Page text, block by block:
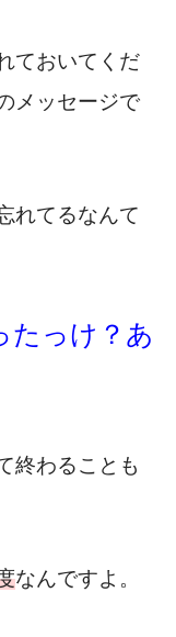
ておいてくだ
メッセージで
れてるなんて
たっけ？あ
終わることも
なんですよ。